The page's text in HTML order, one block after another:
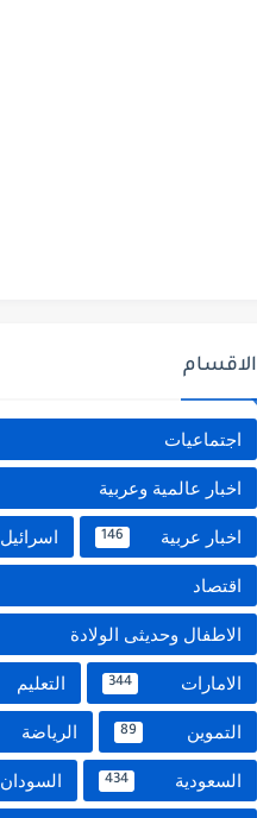
الاقسام
اجتماعيات
اخبار عالمية وعربية
اخبار عربية 146 اسرائيل
اقتصاد
الاطفال وحديثى الولادة
الامارات 344 التعليم
التموين 89 الرياضة
السعودية 434 السودان